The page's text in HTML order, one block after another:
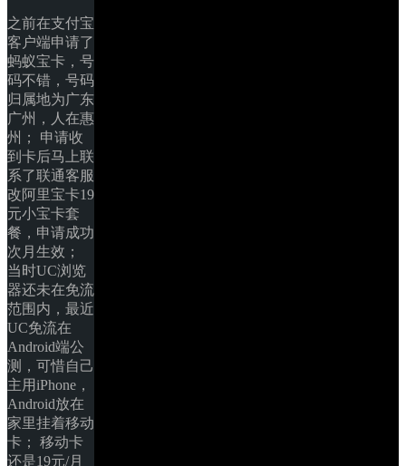
之前在支付宝
客户端申请了
蚂蚁宝卡，号
码不错，号码
归属地为广东
广州，人在惠
州； 申请收
到卡后马上联
系了联通客服
改阿里宝卡19
元小宝卡套
餐，申请成功
次月生效；
当时UC浏览
器还未在免流
范围内，最近
UC免流在
Android端公
测，可惜自己
主用iPhone，
Android放在
家里挂着移动
卡； 移动卡
还是19元/月